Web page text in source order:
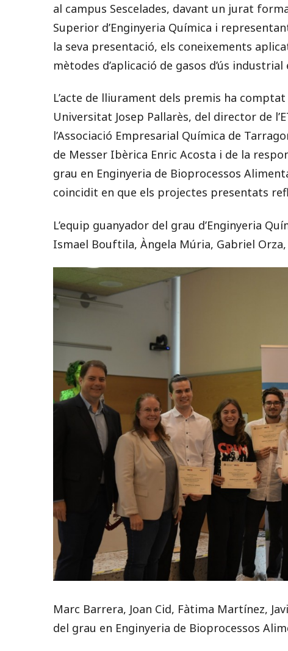
al campus Sescelades, davant un jurat
Superior d’Enginyeria Química i
la seva presentació, els coneixements
mètodes d’aplicació de gasos d’ús
L’acte de lliurament dels premis ha
Universitat Josep Pallarès, del director de
l’Associació Empresarial Química de
de Messer Ibèrica Enric Acosta i de la
grau en Enginyeria de Bioprocessos
coincidit en que els projectes presentats
L’equip guanyador del grau d’Enginyeria
Ismael Bouftila, Àngela Múria, Gabriel
Marc Barrera, Joan Cid, Fàtima Martínez,
del grau en Enginyeria de Bioprocessos